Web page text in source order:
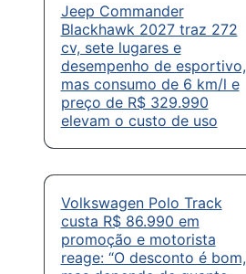
Jeep Commander
Blackhawk 2027 traz 272
cv, sete lugares e
desempenho de esportivo,
mas consumo de 6 km/l e
preço de R$ 329.990
elevam o custo de uso
Volkswagen Polo Track
custa R$ 86.990 em
promoção e motorista
reage: “O desconto é bom,